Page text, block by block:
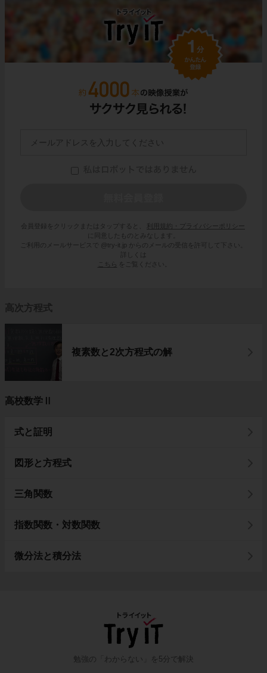
会員登録をクリックまたはタップすると、
利用規約・プライバシーポリシー
に同意したものとみなします。
ご利用のメールサービスで @try-it.jp からのメールの受信を許可して下さい。
詳しくは
こちら
をご覧ください。
高次方程式
複素数と2次方程式の解
高校数学Ⅱ
式と証明
図形と方程式
三角関数
指数関数・対数関数
微分法と積分法
勉強の「わからない」を5分で解決